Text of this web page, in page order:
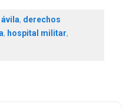
, derechos
, hospital militar,